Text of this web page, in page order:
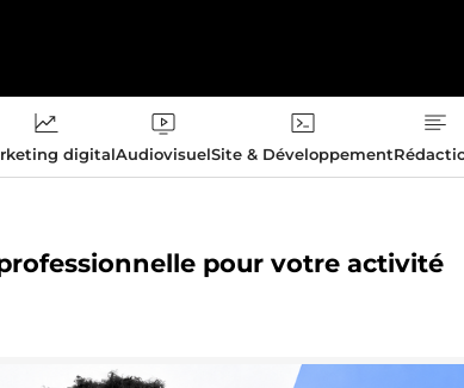
digitalAudiovisuelSite & Développement
pour votre activité